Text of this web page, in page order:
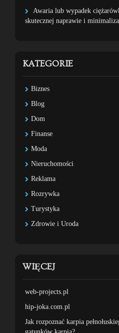
Awaria lub wypadek
skutecznej naprawie i
KATEGORIE
Biznes
Blog
Dom
Finanse
Moda
Nieruchomości
Reklama
Rozrywka
Turystyka
Zdrowie i Uroda
WIĘCEJ
web-projects.pl
hip-joka.com.pl
Jak rozpoznać karpia